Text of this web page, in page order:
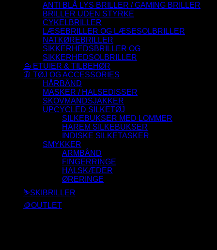
ANTI BLÅ LYS BRILLER / GAMING BRILLER
BRILLER UDEN STYRKE
CYKELBRILLER
LÆSEBRILLER OG LÆSESOLBRILLER
NATKØREBRILLER
SIKKERHEDSBRILLER OG
SIKKERHEDSOLBRILLER
👜 ETUIER & TILBEHØR
🧥 TØJ OG ACCESSORIES
HÅRBÅND
MASKER / HALSEDISSER
SKOVMANDSJAKKER
UPCYCLED SILKETØJ
SILKEBUKSER MED LOMMER
HAREM SILKEBUKSER
INDISKE SILKETASKER
SMYKKER
ARMBÅND
FINGERRINGE
HALSKÆDER
ØRERINGE
⛷️SKIBRILLER
🪙OUTLET